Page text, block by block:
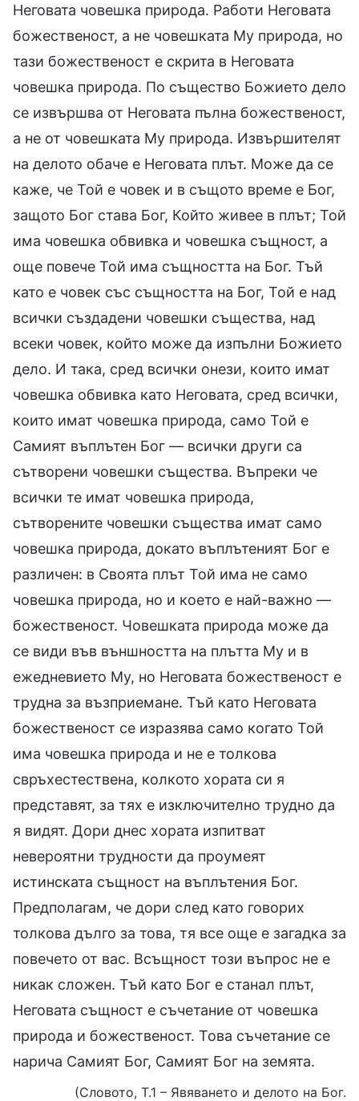
Неговата човешка природа. Работи Неговата
божественост, а не човешката Му природа, но
тази божественост е скрита в Неговата
човешка природа. По същество Божието дело
се извършва от Неговата пълна божественост,
а не от човешката Му природа. Извършителят
на делото обаче е Неговата плът. Може да се
каже, че Той е човек и в същото време е Бог,
защото Бог става Бог, Който живее в плът; Той
има човешка обвивка и човешка същност, а
още повече Той има същността на Бог. Тъй
като е човек със същността на Бог, Той е над
всички създадени човешки същества, над
всеки човек, който може да изпълни Божието
дело. И така, сред всички онези, които имат
човешка обвивка като Неговата, сред всички,
които имат човешка природа, само Той е
Самият въплътен Бог — всички други са
сътворени човешки същества. Въпреки че
всички те имат човешка природа,
сътворените човешки същества имат само
човешка природа, докато въплътеният Бог е
различен: в Своята плът Той има не само
човешка природа, но и което е най-важно —
божественост. Човешката природа може да
се види във външността на плътта Му и в
ежедневието Му, но Неговата божественост е
трудна за възприемане. Тъй като Неговата
божественост се изразява само когато Той
има човешка природа и не е толкова
свръхестествена, колкото хората си я
представят, за тях е изключително трудно да
я видят. Дори днес хората изпитват
невероятни трудности да проумеят
истинската същност на въплътения Бог.
Предполагам, че дори след като говорих
толкова дълго за това, тя все още е загадка за
повечето от вас. Всъщност този въпрос не е
никак сложен. Тъй като Бог е станал плът,
Неговата същност е съчетание от човешка
природа и божественост. Това съчетание се
нарича Самият Бог, Самият Бог на земята.
(Словото, Т.1 – Явяването и делото на Бог.